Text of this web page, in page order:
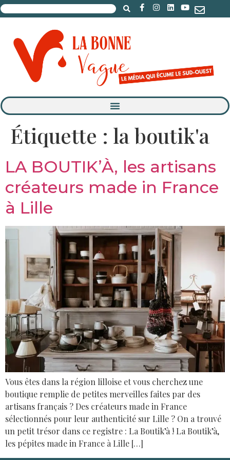
Étiquette : la boutik'a
LA BOUTIK’À, les artisans
créateurs made in France
à Lille
Vous êtes dans la région lilloise et vous cherchez une
boutique remplie de petites merveilles faites par des
artisans français ? Des créateurs made in France
sélectionnés pour leur authenticité sur Lille ? On a trouvé
un petit trésor dans ce registre : La Boutik’à ! La Boutik’à,
les pépites made in France à Lille […]